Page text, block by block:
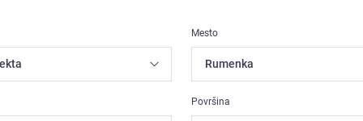
Mesto
Površina